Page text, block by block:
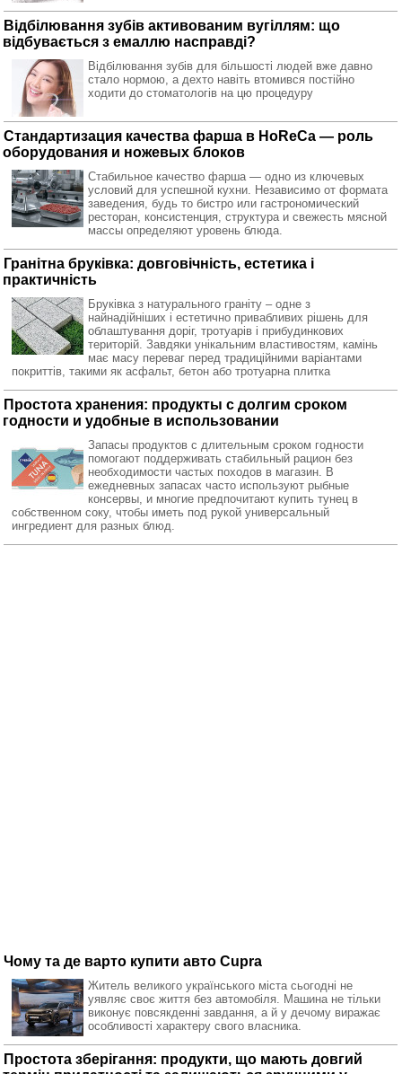
Відбілювання зубів активованим вугіллям: що
відбувається з емаллю насправді?
Відбілювання зубів для більшості людей вже давно
стало нормою, а дехто навіть втомився постійно
ходити до стоматологів на цю процедуру
Стандартизация качества фарша в HoReCa — роль
оборудования и ножевых блоков
Стабильное качество фарша — одно из ключевых
условий для успешной кухни. Независимо от формата
заведения, будь то бистро или гастрономический
ресторан, консистенция, структура и свежесть мясной
массы определяют уровень блюда.
Гранітна бруківка: довговічність, естетика і
практичність
Бруківка з натурального граніту – одне з
найнадійніших і естетично привабливих рішень для
облаштування доріг, тротуарів і прибудинкових
територій. Завдяки унікальним властивостям, камінь
має масу переваг перед традиційними варіантами
покриттів, такими як асфальт, бетон або тротуарна плитка
Простота хранения: продукты с долгим сроком
годности и удобные в использовании
Запасы продуктов с длительным сроком годности
помогают поддерживать стабильный рацион без
необходимости частых походов в магазин. В
ежедневных запасах часто используют рыбные
консервы, и многие предпочитают купить тунец в
собственном соку, чтобы иметь под рукой универсальный
ингредиент для разных блюд.
Чому та де варто купити авто Cupra
Житель великого українського міста сьогодні не
уявляє своє життя без автомобіля. Машина не тільки
виконує повсякденні завдання, а й у дечому виражає
особливості характеру свого власника.
Простота зберігання: продукти, що мають довгий